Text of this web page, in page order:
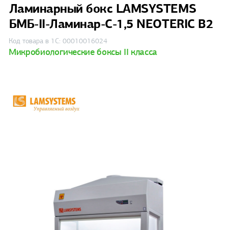
Ламинарный бокс LAMSYSTEMS
БМБ-II-Ламинар-С-1,5 NEOTERIC В2
Код товара в 1С: 00010016024
Микробиологические боксы II класса